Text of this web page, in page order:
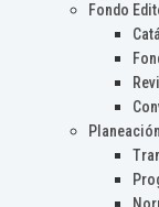
Fondo